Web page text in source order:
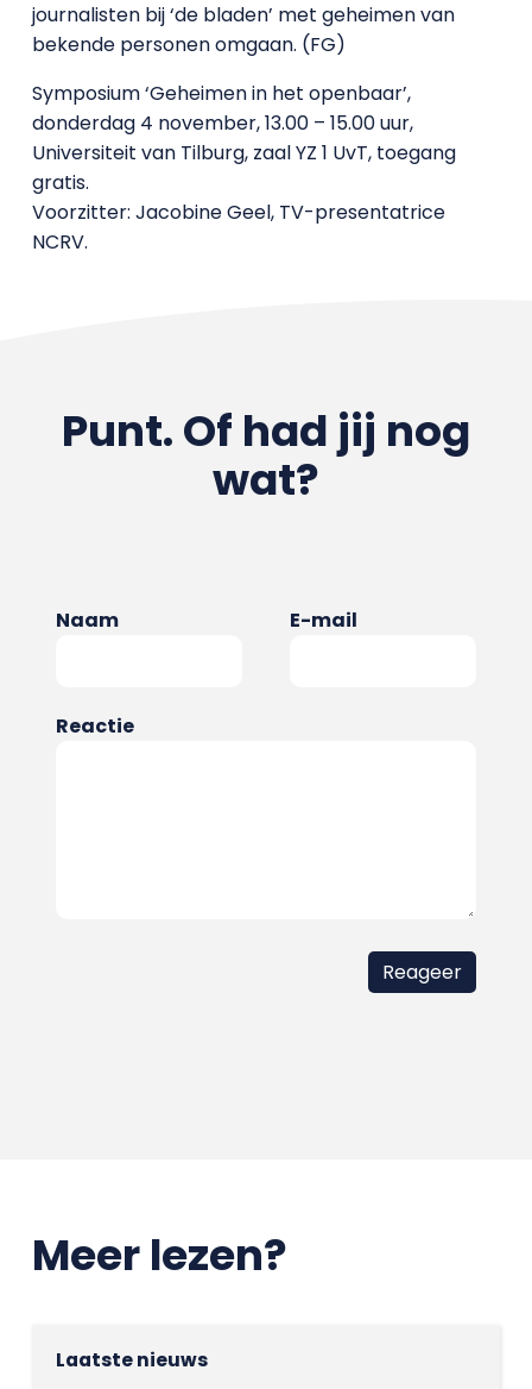
journalisten bij ‘de bladen’ met geheimen van
bekende personen omgaan. (FG)
Symposium ‘Geheimen in het openbaar’,
donderdag 4 november, 13.00 – 15.00 uur,
Universiteit van Tilburg, zaal YZ 1 UvT, toegang
gratis.
Voorzitter: Jacobine Geel, TV-presentatrice
NCRV.
Punt. Of had jij nog
wat?
Naam E-mail
Reactie
Meer lezen?
Laatste nieuws